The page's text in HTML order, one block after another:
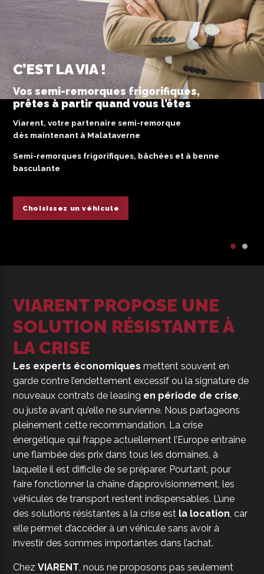
C’EST LA VIA !
Vos semi-remorques frigorifiques,
prêtes à partir quand vous l’êtes
Viarent, votre partenaire semi-remorque
dès maintenant à Malataverne
Semi-remorques frigorifiques, bâchées et à benne
basculante
Choisissez un véhicule
LIAISON PROFESSIONNELLE
Votre nouvelle liaison commence ici
POURQUOI S’ENGAGER ?
LOUEZ LIBREMENT
Choisissez un véhicule
VIARENT PROPOSE UNE
SOLUTION RÉSISTANTE À
LA CRISE
Les experts économiques mettent souvent en
garde contre l’endettement excessif ou la signature de
nouveaux contrats de leasing en période de crise,
ou juste avant qu’elle ne survienne. Nous partageons
pleinement cette recommandation. La crise
énergétique qui frappe actuellement l’Europe entraîne
une flambée des prix dans tous les domaines, à
laquelle il est difficile de se préparer. Pourtant, pour
faire fonctionner la chaîne d’approvisionnement, les
véhicules de transport restent indispensables. L’une
des solutions résistantes à la crise est la location, car
elle permet d’accéder à un véhicule sans avoir à
investir des sommes importantes dans l’achat.
ChezVIARENT, nous ne proposons pas seulement